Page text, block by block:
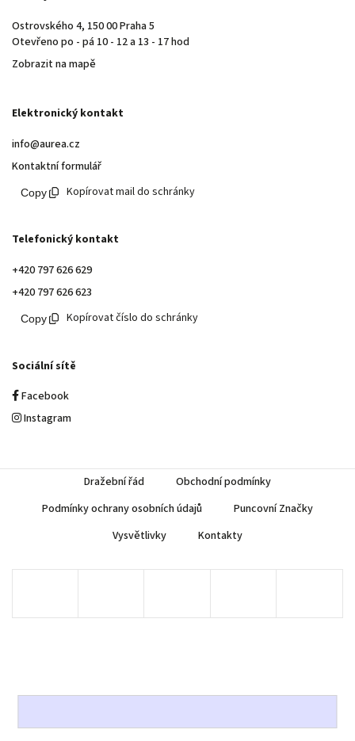
Ostrovského 4, 150 00 Praha 5
Otevřeno po - pá 10 - 12 a 13 - 17 hod
Zobrazit na mapě
Elektronický kontakt
info@aurea.cz
Kontaktní formulář
Kopírovat mail do schránky
Telefonický kontakt
+420 797 626 629
+420 797 626 623
Kopírovat číslo do schránky
Sociální sítě
Facebook
Instagram
Dražební řád
Obchodní podmínky
Podmínky ochrany osobních údajů
Puncovní Značky
Vysvětlivky
Kontakty